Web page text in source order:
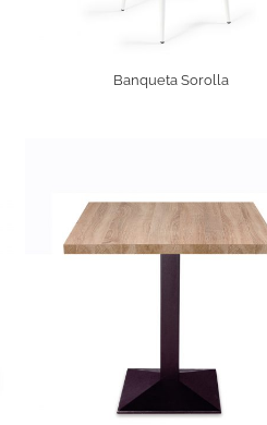
Banqueta Sorolla